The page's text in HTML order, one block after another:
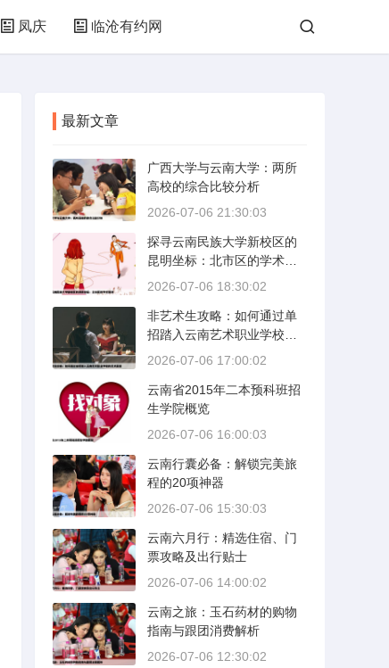
凤庆 临沧有约网
最新文章
广西大学与云南大学：两所
高校的综合比较分析
2026-07-06 21:30:03
探寻云南民族大学新校区的
昆明坐标：北市区的学术绿
洲
2026-07-06 18:30:02
非艺术生攻略：如何通过单
招踏入云南艺术职业学校的
艺术殿堂
2026-07-06 17:00:02
云南省2015年二本预科班招
生学院概览
2026-07-06 16:00:03
云南行囊必备：解锁完美旅
程的20项神器
2026-07-06 15:30:03
云南六月行：精选住宿、门
票攻略及出行贴士
2026-07-06 14:00:02
云南之旅：玉石药材的购物
指南与跟团消费解析
2026-07-06 12:30:02